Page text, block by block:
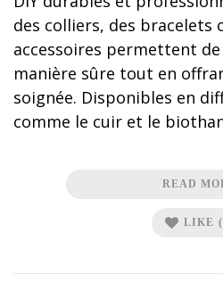
des colliers, des bracelets
accessoires permettent
manière sûre tout en
soignée. Disponibles en
comme le cuir et le
READ
LIKE